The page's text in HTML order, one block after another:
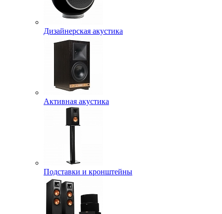
Дизайнерская акустика
Активная акустика
Подставки и кронштейны